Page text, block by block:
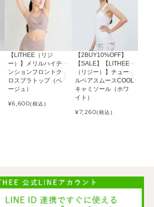
【LITHEE（リジ
ー）】メリルハイテ
ンションフロントク
ロスブラトップ（ベ
ージュ）
¥6,600(税込)
【2BUY10%OFF】
【SALE】【LITHEE
（リジー）】チュー
ルベアスムースCOOL
キャミソール（ホワ
イト）
¥7,260(税込)